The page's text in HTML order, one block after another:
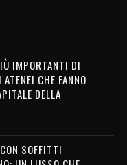
IMPORTANTI DI
CHE FANNO
DELLA
SOFFITTI